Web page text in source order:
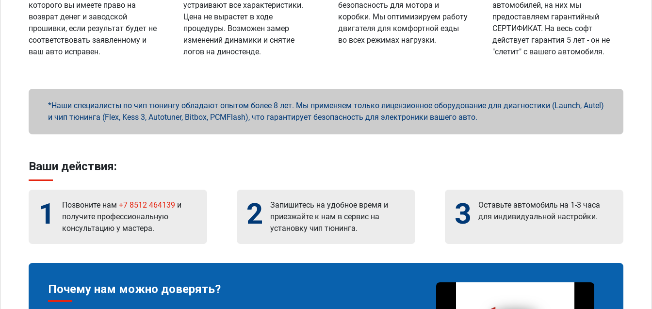
которого вы имеете право на
возврат денег и заводской
прошивки, если результат будет не
соответствовать заявленному и
ваш авто исправен.
устраивают все характеристики.
Цена не вырастет в ходе
процедуры. Возможен замер
изменений динамики и снятие
логов на диностенде.
безопасность для мотора и
коробки. Мы оптимизируем работу
двигателя для комфортной езды
во всех режимах нагрузки.
автомобилей, на них мы
предоставляем гарантийный
СЕРТИФИКАТ. На весь софт
действует гарантия 5 лет - он не
"слетит" с вашего автомобиля.
Наши специалисты по чип тюнингу обладают опытом более 8 лет. Мы применяем только лицензионное оборудование для диагностики (Launch, Autel)
и чип тюнинга (Flex, Kess 3, Autotuner, Bitbox, PCMFlash), что гарантирует безопасность для электроники вашего авто.
Ваши действия:
1 Позвоните нам +7 8512 464139 и
получите профессиональную
консультацию у мастера.
2
Запишитесь на удобное время и
приезжайте к нам в сервис на
установку чип тюнинга.
3
Оставьте автомобиль на 1-3 часа
для индивидуальной настройки.
Почему нам можно доверять?